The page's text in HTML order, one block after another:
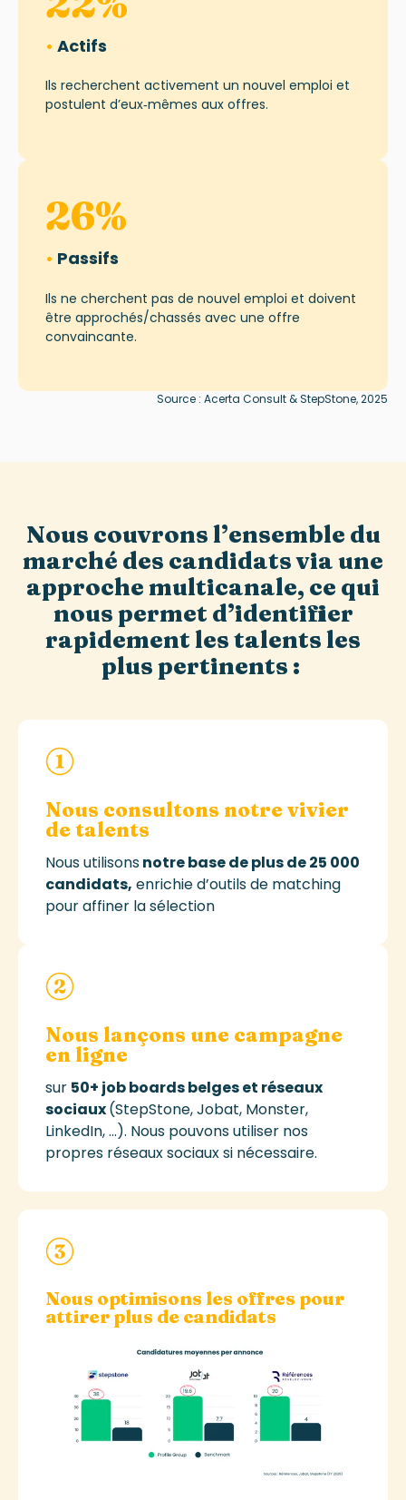
• Actifs
Ils recherchent activement un nouvel emploi et
postulent d’eux‑mêmes aux offres.
26%
• Passifs
Ils ne cherchent pas de nouvel emploi et doivent
être approchés/chassés avec une offre
convaincante.
Source : Acerta Consult & StepStone, 2025
Nous couvrons l’ensemble du
marché des candidats via une
approche multicanale, ce qui
nous permet d’identifier
rapidement les talents les
plus pertinents :
Nous consultons notre vivier
de talents
Nous utilisonsnotre base de plus de 25 000
candidats, enrichie d’outils de matching
pour affiner la sélection
Nous lançons une campagne
en ligne
sur 50+ jobboardsbelges et réseaux
sociaux(StepStone,Jobat, Monster,
LinkedIn, …). Nous pouvons utiliser nos
propres réseauxsociauxsi nécessaire.
Nous optimisons les offres pour
attirer plus de candidats